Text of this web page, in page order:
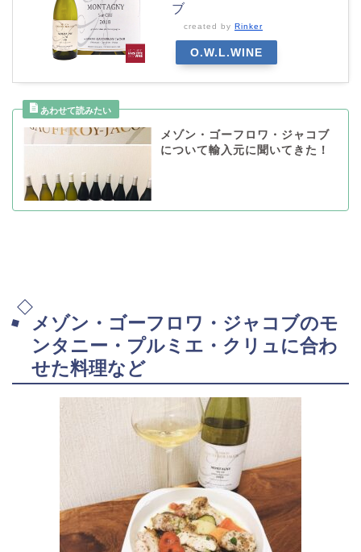
ブ
created by Rinker
O.W.L.WINE
メゾン・ゴーフロワ・ジャコブ
について輸入元に聞いてきた！
メゾン・ゴーフロワ・ジャコブのモ
ンタニー・プルミエ・クリュに合わ
せた料理など